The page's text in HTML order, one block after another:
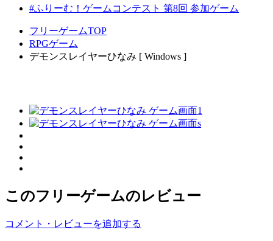
#ふりーむ！ゲームコンテスト 第8回 参加ゲーム
フリーゲームTOP
RPGゲーム
デモンスレイヤーひなみ [ Windows ]
このフリーゲームのレビュー
コメント・レビューを追加する